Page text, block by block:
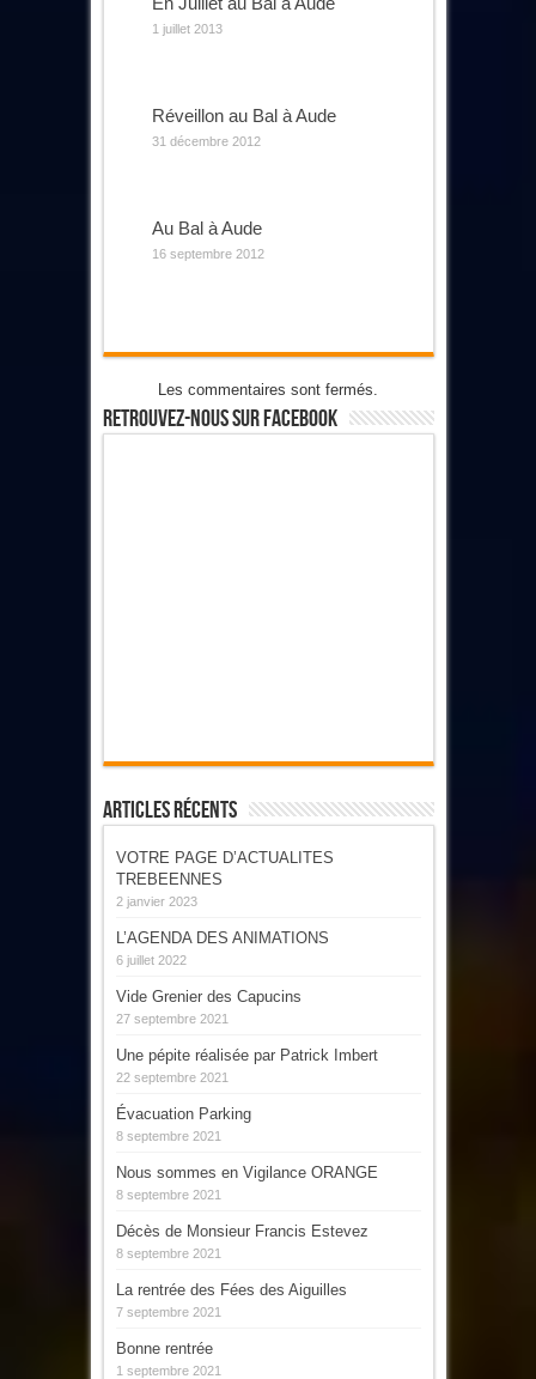
1 juillet 2013
Réveillon au Bal à Aude
31 décembre 2012
Au Bal à Aude
16 septembre 2012
Les commentaires sont fermés.
Retrouvez-Nous Sur Facebook
Articles Récents
VOTRE PAGE D’ACTUALITES
TREBEENNES
2 janvier 2023
L’AGENDA DES ANIMATIONS
6 juillet 2022
Vide Grenier des Capucins
27 septembre 2021
Une pépite réalisée par Patrick Imbert
22 septembre 2021
Évacuation Parking
8 septembre 2021
Nous sommes en Vigilance ORANGE
8 septembre 2021
Décès de Monsieur Francis Estevez
8 septembre 2021
La rentrée des Fées des Aiguilles
7 septembre 2021
Bonne rentrée
1 septembre 2021